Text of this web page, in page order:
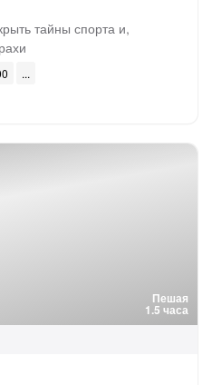
тайны спорта и,
Пешая
1.5 часа